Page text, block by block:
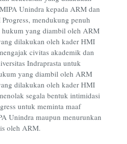
Unindra kepada ARM dan
mendukung penuh
hukum yang diambil oleh ARM
dilakukan oleh kader HMI
civitas akademik dan
Indraprasta untuk
yang diambil oleh ARM
dilakukan oleh kader HMI
segala bentuk intimidasi
untuk meminta maaf
Unindra maupun menurunkan
oleh ARM.